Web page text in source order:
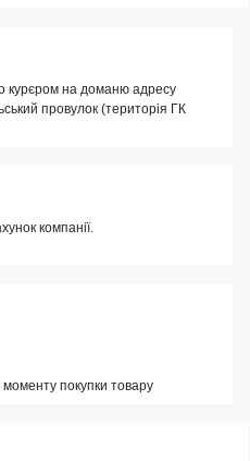
курєром на доманю адресу
провулок (територія ГК
компанії.
покупки товару